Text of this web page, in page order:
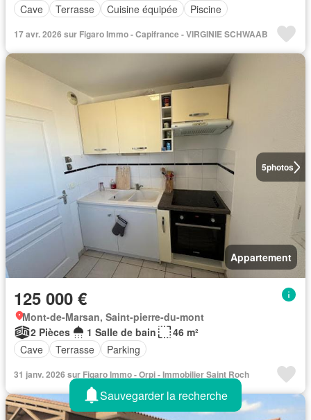
Cave
Terrasse Cuisine équipée Piscine
17 avr. 2026 sur Figaro Immo - Capifrance - VIRGINIE SCHWAAB
5photos
Appartement
125 000 €
Mont-de-Marsan, Saint-pierre-du-mont
2 Pièces
1 Salle de bain
46 m²
Cave
Terrasse Parking
31 janv. 2026 sur Figaro Immo - Orpi - Immobilier Saint Roch
Sauvegarder la recherche